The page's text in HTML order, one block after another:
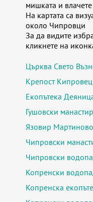
мишката и
На картата са
около Чипровци
За да видите
кликнете на
Църква Свето
Крепост Кипровец
Екопътека
Гушовски
Язовир Мартиново
Чипровски
Чипровски
Копренски
Копренска